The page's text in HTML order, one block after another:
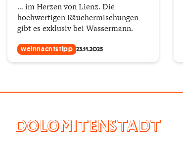
… im Herzen von Lienz. Die
hochwertigen Räuchermischungen
gibt es exklusiv bei Wassermann.
Weihnachtstipp 23.11.2025
DOLOMITENSTADT